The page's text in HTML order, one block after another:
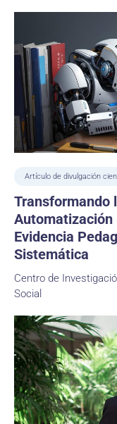
Artículo de divulgación
Transformando
Automatización
Evidencia
Sistemática
Centro de
Social